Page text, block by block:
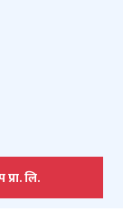
लि.